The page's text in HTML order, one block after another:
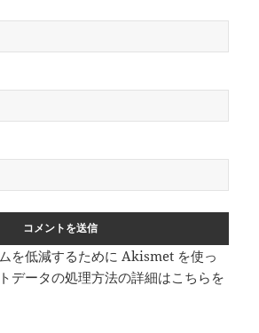
を低減するために Akismet を使っ
データの処理方法の詳細はこちらを